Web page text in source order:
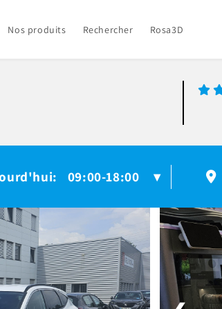
Nos produits Rechercher Rosa3D
: 09:00-18:00 ▾